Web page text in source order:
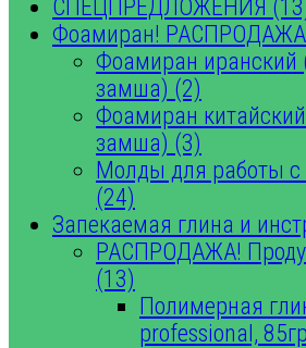
СПЕЦПРЕДЛОЖЕНИЯ
Фоамиран!
Фоамиран иранский
замша) (2)
Фоамиран
замша) (3)
Молды для работы
(24)
Запекаемая глина и
РАСПРОДАЖА!
(13)
Полимерная
professional,